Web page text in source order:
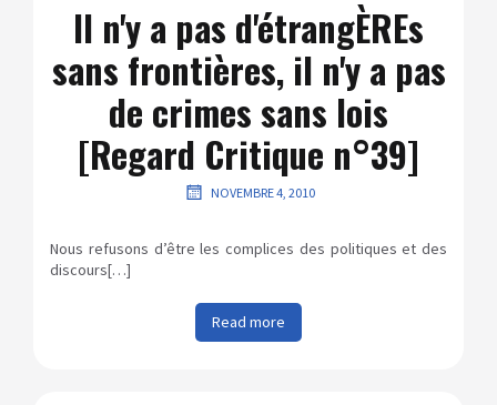
Il n'y a pas d'étrangÈREs
sans frontières, il n'y a pas
de crimes sans lois
[Regard Critique n°39]
NOVEMBRE 4, 2010
Nous refusons d’être les complices des politiques et des
discours[…]
Read more